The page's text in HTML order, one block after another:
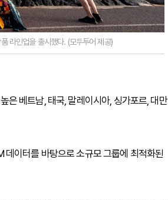
라인업을 출시했다. (모두투어 제공)
은 베트남, 태국, 말레이시아, 싱가포르, 대만
데이터를 바탕으로 소규모 그룹에 최적화된